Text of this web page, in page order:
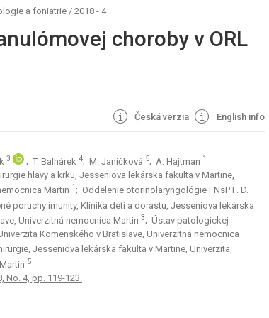
a foniatrie / 2018 - 4
choroby v ORL
Česká verzia English info
3 ; T. Balhárek 4; M. Janíčková 5; A. Hajtman 1
hlavy a krku, Jesseniova lekárska fakulta v Martine,
Martin 1 ; Oddelenie otorinolaryngológie FNsP F. D.
poruchy imunity, Klinika detí a dorastu, Jesseniova lekárska
Univerzitná nemocnica Martin 3; Ústav patologickej
Komenského v Bratislave, Univerzitná nemocnica
Jesseniova lekárska fakulta v Martine, Univerzita,
5
No. 4, pp. 119-123.